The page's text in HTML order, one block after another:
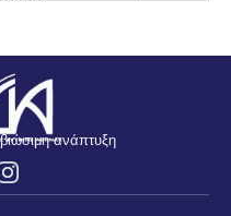
βιώσιμη ανάπτυξη